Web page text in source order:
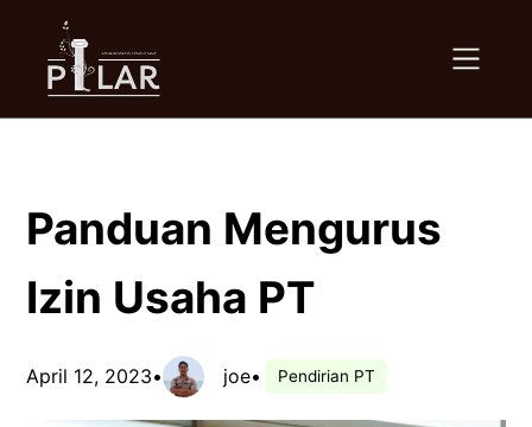
content
Panduan Mengurus
Izin Usaha PT
April 12, 2023• joe• Pendirian PT